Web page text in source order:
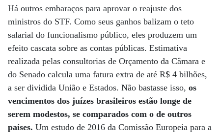
Há outros embaraços para aprovar o reajuste dos
ministros do STF. Como seus ganhos balizam o teto
salarial do funcionalismo público, eles produzem um
efeito cascata sobre as contas públicas. Estimativa
realizada pelas consultorias de Orçamento da Câmara e
do Senado calcula uma fatura extra de até R$ 4 bilhões,
a ser dividida União e Estados. Não bastasse isso, os
vencimentos dos juízes brasileiros estão longe de
serem modestos, se comparados com o de outros
países. Um estudo de 2016 da Comissão Europeia para a